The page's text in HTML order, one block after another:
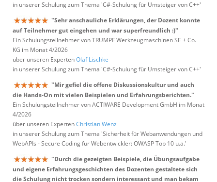
in unserer Schulung zum Thema 'C#-Schulung für Umsteiger von C++'
"Sehr anschauliche Erklärungen, der Dozent konnte
auf Teilnehmer gut eingehen und war superfreundlich :)"
Ein Schulungsteilnehmer von TRUMPF Werkzeugmaschinen SE + Co.
KG im Monat 4/2026
über unseren ExpertenOlaf Lischke
in unserer Schulung zum Thema 'C#-Schulung für Umsteiger von C++'
"Mir gefiel die offene Diskussionskultur und auch
die Hands-On mit vielen Beispielen und Erfahrungsberichten."
Ein Schulungsteilnehmer von ACTIWARE Development GmbH im Monat
4/2026
über unseren ExpertenChristian Wenz
in unserer Schulung zum Thema 'Sicherheit für Webanwendungen und
WebAPIs - Secure Coding für Webentwickler: OWASP Top 10 u.a.'
"Durch die gezeigten Beispiele, die Übungsaufgabe
und eigene Erfahrungsgeschichten des Dozenten gestaltete sich
die Schulung nicht trocken sondern interessant und man bekam